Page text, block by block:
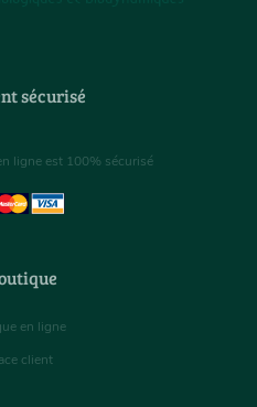
sécurisé
ligne est 100% sécurisé
en ligne
client